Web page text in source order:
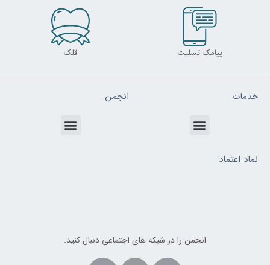
پیامک تسلیت قلک
خدمات
Menu
انجمن
Menu
نماد اعتماد
انجمن را در شبکه های اجتماعی دنبال کنید.